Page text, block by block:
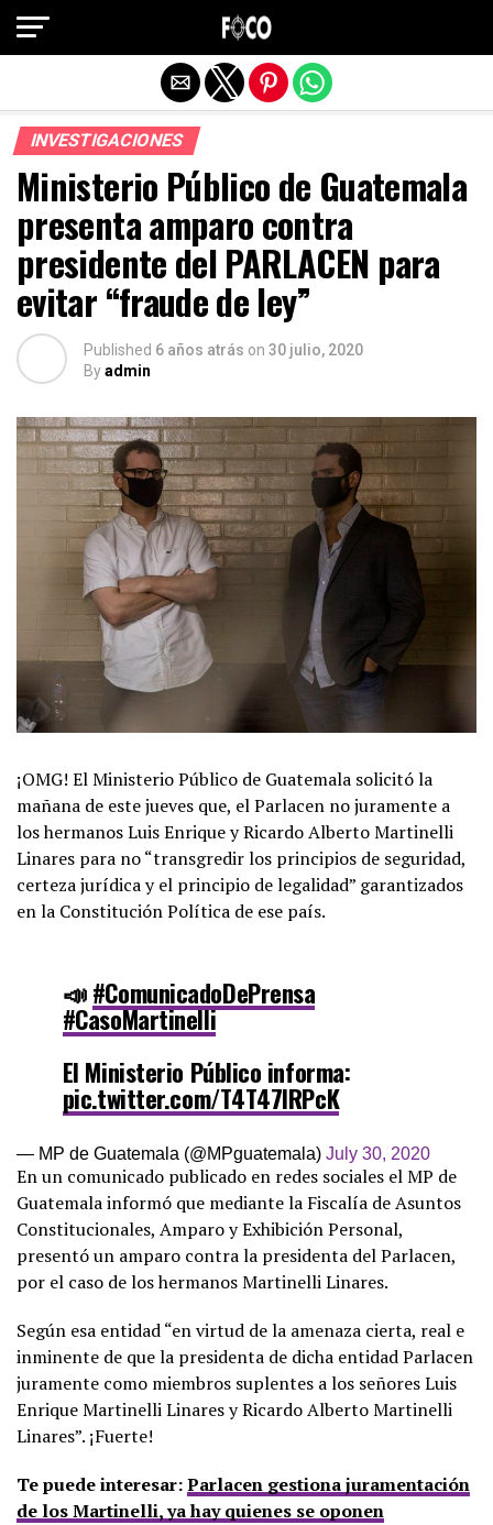
INVESTIGACIONES
Ministerio Público de Guatemala
presenta amparo contra
presidente del PARLACEN para
evitar “fraude de ley”
Published 6 años atrás on 30 julio, 2020
Byadmin
¡OMG! El Ministerio Público de Guatemala solicitó la
mañana de este jueves que, el Parlacen no juramente a
los hermanos Luis Enrique y Ricardo Alberto Martinelli
Linares para no “transgredir los principios de seguridad,
certeza jurídica y el principio de legalidad” garantizados
en la Constitución Política de ese país.
📣#ComunicadoDePrensa
#CasoMartinelli
El Ministerio Público informa:
pic.twitter.com/T4T47lRPcK
— MP de Guatemala (@MPguatemala) July 30, 2020
En un comunicado publicado en redes sociales el MP de
Guatemala informó que mediante la Fiscalía de Asuntos
Constitucionales, Amparo y Exhibición Personal,
presentó un amparo contra la presidenta del Parlacen,
por el caso de los hermanos Martinelli Linares.
Según esa entidad “en virtud de la amenaza cierta, real e
inminente de que la presidenta de dicha entidad Parlacen
juramente como miembros suplentes a los señores Luis
Enrique Martinelli Linares y Ricardo Alberto Martinelli
Linares”. ¡Fuerte!
Te puede interesar:Parlacen gestiona juramentación
de los Martinelli, ya hay quienes se oponen
Salir de la versión móvil